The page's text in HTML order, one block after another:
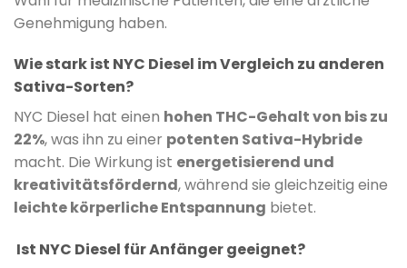
Genehmigung haben.
Wie stark ist NYC Diesel im Vergleich zu anderen
Sativa-Sorten?
NYC Diesel hat einen hohen THC-Gehalt von bis zu
22%, was ihn zu einer potenten Sativa-Hybride
macht. Die Wirkung ist energetisierend und
kreativitätsfördernd, während sie gleichzeitig eine
leichte körperliche Entspannung bietet.
Ist NYC Diesel für Anfänger geeignet?